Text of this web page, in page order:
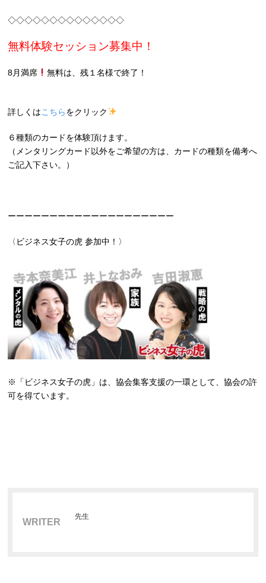
◇◇◇◇◇◇◇◇◇◇◇◇◇◇
無料体験セッション募集中！
8月満席 無料は、残１名様で終了！
詳しくはこちらをクリック
６種類のカードを体験頂けます。
（メンタリングカード以外をご希望の方は、カードの種類を備考へ
ご記入下さい。）
ーーーーーーーーーーーーーーーーーーーー
〈ビジネス女子の虎 参加中！〉
※「ビジネス女子の虎」は、協会集客支援の一環として、協会の許
可を得ています。
WRITER
先生